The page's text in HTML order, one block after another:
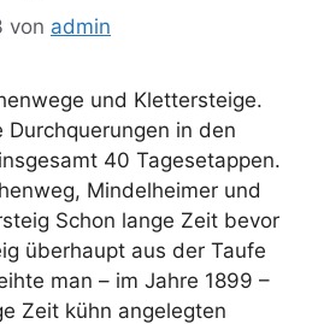
von admin
und Klettersteige.
Durchquerungen in den
40 Tagesetappen.
Mindelheimer und
Schon lange Zeit bevor
überhaupt aus der Taufe
man – im Jahre 1899 –
Zeit kühn angelegten